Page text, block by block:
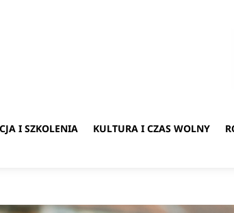
I SZKOLENIA KULTURA I CZAS WOLNY